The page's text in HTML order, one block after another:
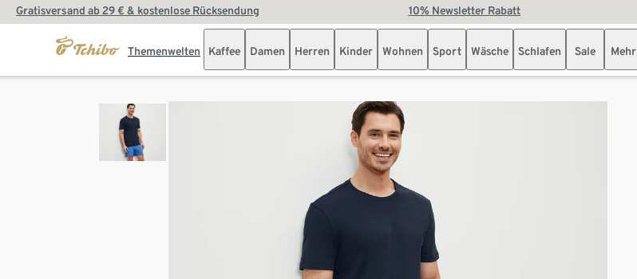
Gratisversand ab 29 € & kostenlose Rücksendung 10% Newsletter Rabatt
Themenwelten Kaffee Damen Herren Kinder Wohnen Sport Wäsche Schlafen Sale Mehr